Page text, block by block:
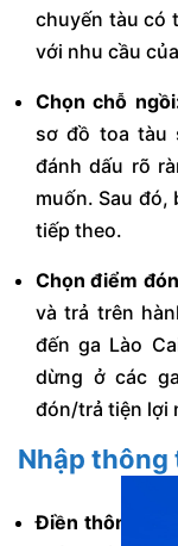
chuyến tàu có
với nhu cầu
Chọn chỗ
sơ đồ toa tàu
đánh dấu rõ
muốn. Sau đó,
tiếp theo.
Chọn điểm
và trả trên
đến ga Lào
dừng ở các
đón/trả tiện lợi
Nhập thông
Điền thông tin